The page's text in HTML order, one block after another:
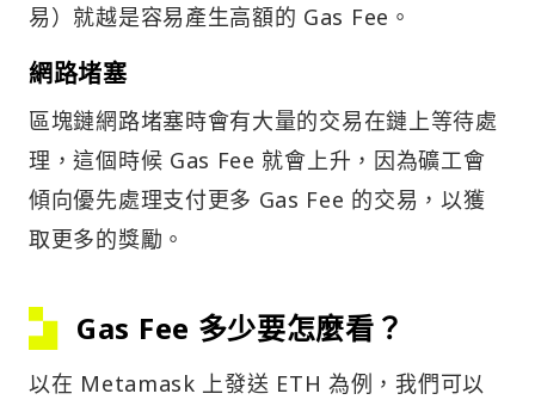
易）就越是容易產生高額的 Gas Fee。
網路堵塞
區塊鏈網路堵塞時會有大量的交易在鏈上等待處
理，這個時候 Gas Fee 就會上升，因為礦工會
傾向優先處理支付更多 Gas Fee 的交易，以獲
取更多的獎勵。
Gas Fee 多少要怎麼看？
以在 Metamask 上發送 ETH 為例，我們可以